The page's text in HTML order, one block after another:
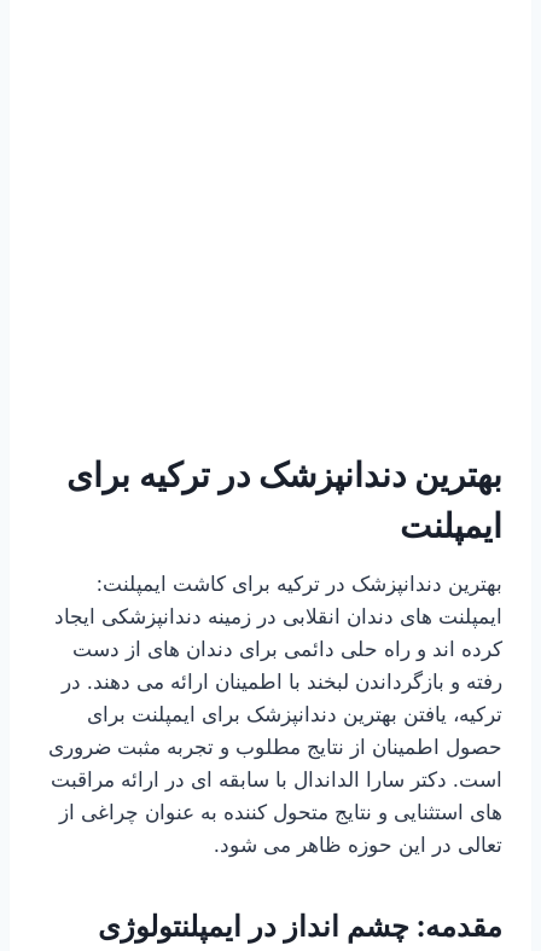
بهترین دندانپزشک در ترکیه برای
ایمپلنت
بهترین دندانپزشک در ترکیه برای کاشت ایمپلنت:
ایمپلنت های دندان انقلابی در زمینه دندانپزشکی ایجاد
کرده اند و راه حلی دائمی برای دندان های از دست
رفته و بازگرداندن لبخند با اطمینان ارائه می دهند. در
ترکیه، یافتن بهترین دندانپزشک برای ایمپلنت برای
حصول اطمینان از نتایج مطلوب و تجربه مثبت ضروری
است. دکتر سارا الداندال با سابقه ای در ارائه مراقبت
های استثنایی و نتایج متحول کننده به عنوان چراغی از
تعالی در این حوزه ظاهر می شود.
مقدمه: چشم انداز در ایمپلنتولوژی